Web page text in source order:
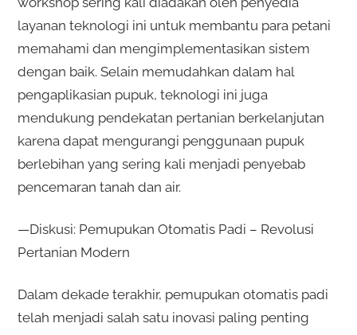
layanan teknologi ini untuk membantu para petani
memahami dan mengimplementasikan sistem
dengan baik. Selain memudahkan dalam hal
pengaplikasian pupuk, teknologi ini juga
mendukung pendekatan pertanian berkelanjutan
karena dapat mengurangi penggunaan pupuk
berlebihan yang sering kali menjadi penyebab
pencemaran tanah dan air.
—Diskusi: Pemupukan Otomatis Padi – Revolusi
Pertanian Modern
Dalam dekade terakhir, pemupukan otomatis padi
telah menjadi salah satu inovasi paling penting